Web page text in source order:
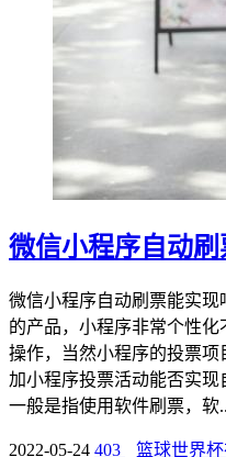
微信小程序自动
微信小程序自动刷票能实
的产品，小程序非常个性
操作，当然小程序的投票
加小程序投票活动能否实
一般是指使用软件刷票，软
2022-05-24 403 篮球世界